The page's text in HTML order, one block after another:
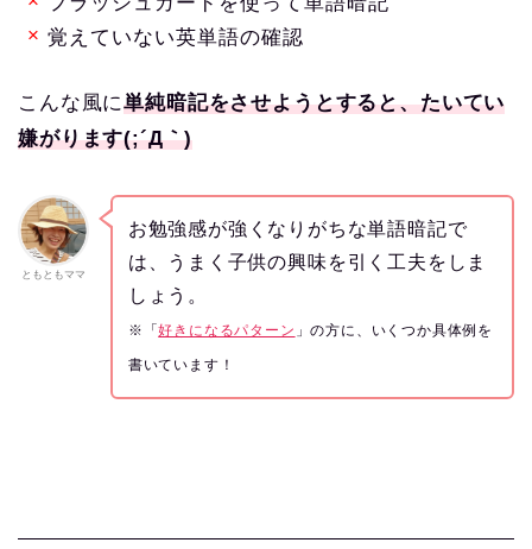
覚えていない英単語の確認
こんな風に単純暗記をさせようとすると、たいてい
嫌がります(;´Д｀)
ともともママ
お勉強感が強くなりがちな単語暗記で
は、うまく子供の興味を引く工夫をしま
しょう。
※「好きになるパターン 」の方に、いくつか具体例を
書いています！